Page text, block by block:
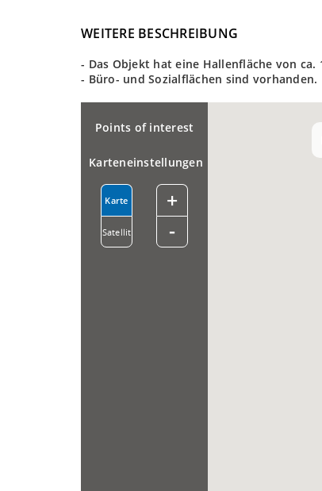
WEITERE BESCHREIBUNG
- Das Objekt hat eine Hallenfläche von
- Büro- und Sozialflächen sind vorhanden.
Points of interest
Karteneinstellungen
Karte
Satellit
+
-